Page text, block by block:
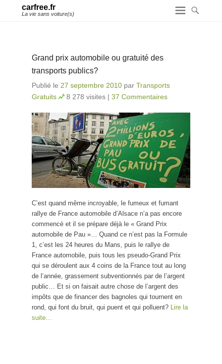
carfree.fr
La vie sans voiture(s)
Grand prix automobile ou gratuité des
transports publics?
Publié le 27 septembre 2010 par Transports
Gratuits
8 278 visites | 37 Commentaires
C’est quand même incroyable, le fumeux et fumant
rallye de France automobile d’Alsace n’a pas encore
commencé et il se prépare déjà le « Grand Prix
automobile de Pau »… Quand ce n’est pas la Formule
1, c’est les 24 heures du Mans, puis le rallye de
France automobile, puis tous les pseudo-Grand Prix
qui se déroulent aux 4 coins de la France tout au long
de l’année, grassement subventionnés par de l’argent
public… Et si on faisait autre chose de l’argent des
impôts que de financer des bagnoles qui tournent en
rond, qui font du bruit, qui puent et qui polluent? Lire la
suite…